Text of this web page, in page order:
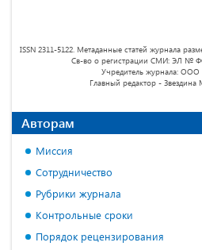
ISSN 2311-5122. Метаданные статей журнала
Св-во о регистрации СМИ: ЭЛ №
Учредитель журнала:
Главный редактор -
Авторам
Миссия
Сотрудничество
Рубрики журнала
Контрольные сроки
Порядок рецензирования